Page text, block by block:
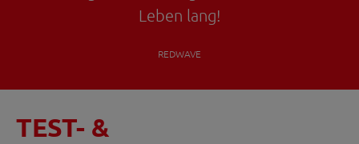
Leben lang!
REDWAVE
TEST- &